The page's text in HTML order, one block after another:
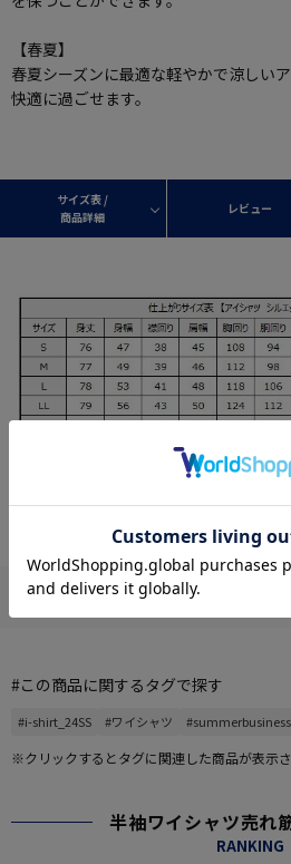
【春夏】
春夏シーズンに最適な軽やかで涼しい
快適に過ごせます。
サイズ表 /
商品詳細
レビュー
この商品について
#この商品に関するタグで探す
#i-shirt_24SS #ワイシャツ
※クリックするとタグに関連した商品が表示さ
半袖ワイシャツ売れ
RANKING